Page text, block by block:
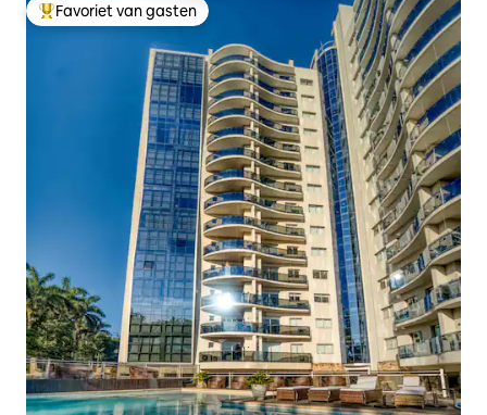
Topfavoriet van gasten
Favoriet van gasten